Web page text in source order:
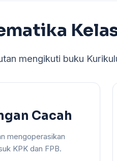
mengikuti buku
Cacah
mengoperasikan
KPK dan FPB.